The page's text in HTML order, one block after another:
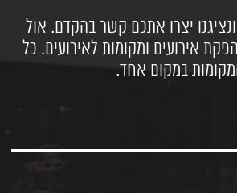
יצרו אתכם קשר בהקדם. אול
אירועים ומקומות לאירועים. כל
במקום אחד.